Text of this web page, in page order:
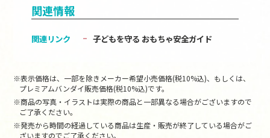
関連情報
関連リンク 子どもを守る おもちゃ安全ガイド
※表示価格は、一部を除きメーカー希望小売価格(税10%込)、もしくは、
プレミアムバンダイ販売価格(税10%込)です。
※商品の写真・イラストは実際の商品と一部異なる場合がございますので
ご了承ください。
※発売から時間の経過している商品は生産・販売が終了している場合がご
ざいますのでご了承ください。